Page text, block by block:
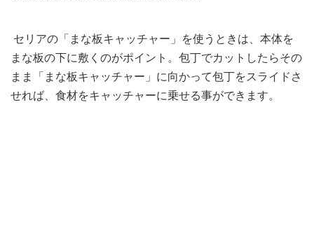
セリアの「まな板キャッチャー」を使うときは、本体を
まな板の下に敷くのがポイント。包丁でカットしたらその
まま「まな板キャッチャー」に向かって包丁をスライドさ
せれば、食材をキャッチャーに乗せる事ができます。